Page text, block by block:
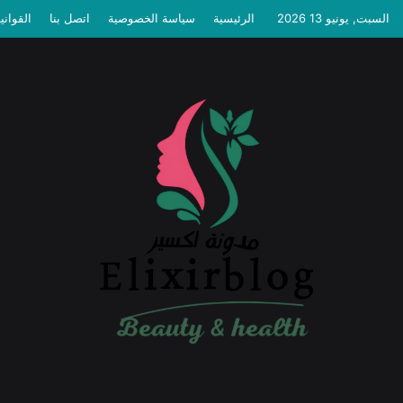
السبت, يونيو 13 2026 الرئيسية سياسة الخصوصية اتصل بنا